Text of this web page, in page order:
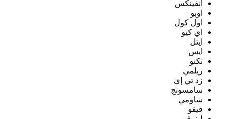
انفينكس
اوبو
اول كول
اي كيو
ايتل
ايس
تكنو
ريلمي
زد تي إي
سامسونج
شاومي
فيفو